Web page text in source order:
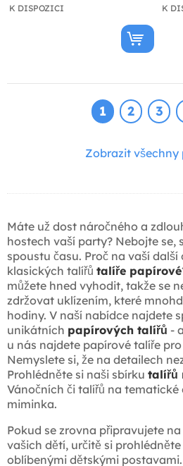
K DISPOZICI K
1 2 3
Zobrazit všechny
Máte už dost náročného a
hostech vaší party? Nebojte se,
spoustu času. Proč na vaší
klasických talířů talíře papírové
můžete hned vyhodit, takže se
zdržovat uklízením, které
hodiny. V naší nabídce najdete
unikátních papírových talířů -
u nás najdete papírové talíře
Nemyslete si, že na detailech
Prohlédněte si naši sbírku talířů
Vánočních či talířů na
miminka.
Pokud se zrovna připravujete
vašich dětí, určitě si
oblíbenými dětskými